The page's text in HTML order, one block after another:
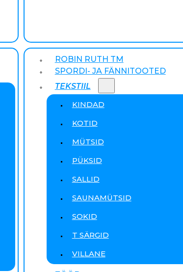
ROBIN RUTH TM
SPORDI- JA FÄNNITOOTED
TEKSTIIL
KINDAD
KOTID
MÜTSID
PÜKSID
SALLID
SAUNAMÜTSID
SOKID
T SÄRGID
VILLANE